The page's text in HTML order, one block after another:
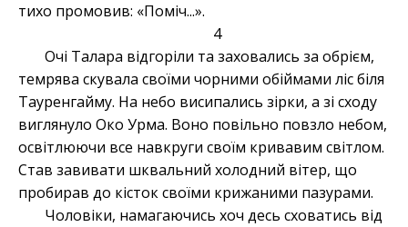
тихо промовив: «Поміч...».
4
Очі Талара відгоріли та заховались за обрієм,
темрява скувала своїми чорними обіймами ліс біля
Тауренгайму. На небо висипались зірки, а зі сходу
виглянуло Око Урма. Воно повільно повзло небом,
освітлюючи все навкруги своїм кривавим світлом.
Став завивати шквальний холодний вітер, що
пробирав до кісток своїми крижаними пазурами.
Чоловіки, намагаючись хоч десь сховатись від